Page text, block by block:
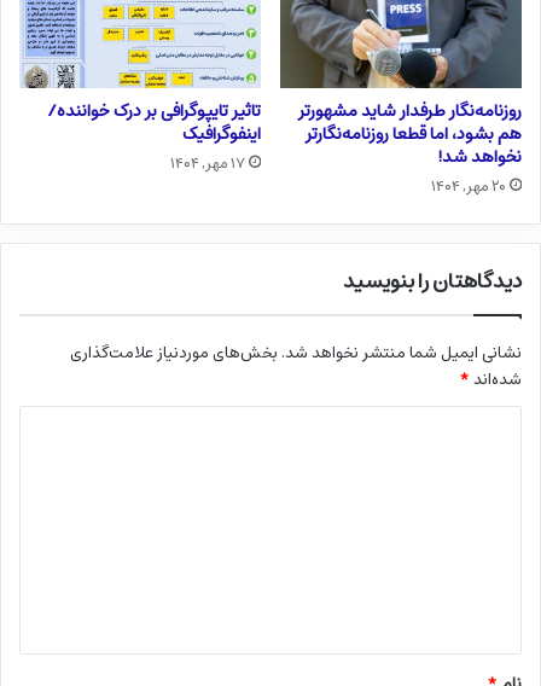
روزنامه‌نگار طرفدار شاید مشهورتر
هم بشود، اما قطعا روزنامه‌نگارتر
نخواهد شد!
۲۰ مهر, ۱۴۰۴
تاثیر تایپوگرافی بر درک خواننده/
اینفوگرافیک
۱۷ مهر, ۱۴۰۴
دیدگاهتان را بنویسید
نشانی ایمیل شما منتشر نخواهد شد. بخش‌های موردنیاز علامت‌گذاری
شده‌اند*